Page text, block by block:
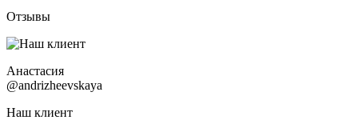
Отзывы
Анастасия
@andrizheevskaya
Наш клиент